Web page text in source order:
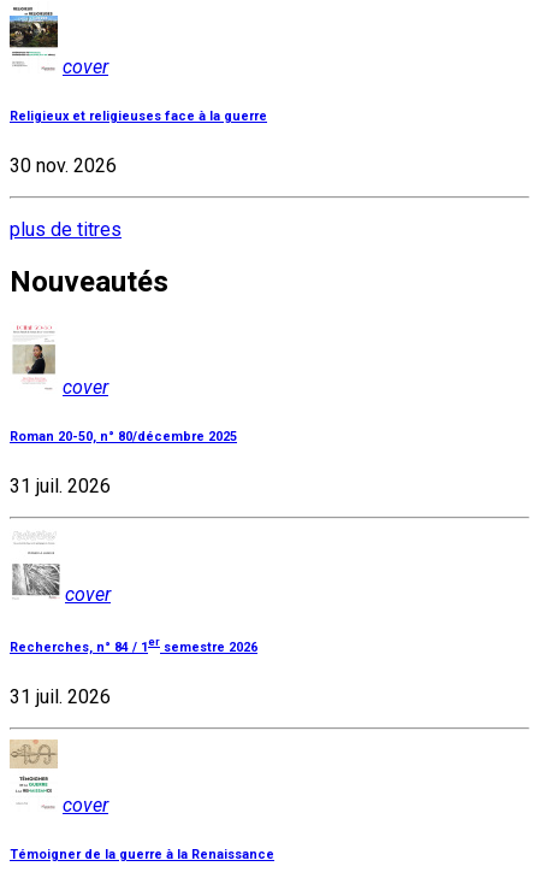
cover
Religieux et religieuses face à la guerre
30 nov. 2026
plus de titres
Nouveautés
cover
Roman 20-50, n° 80/décembre 2025
31 juil. 2026
cover
Recherches, n° 84 / 1er semestre 2026
31 juil. 2026
cover
Témoigner de la guerre à la Renaissance